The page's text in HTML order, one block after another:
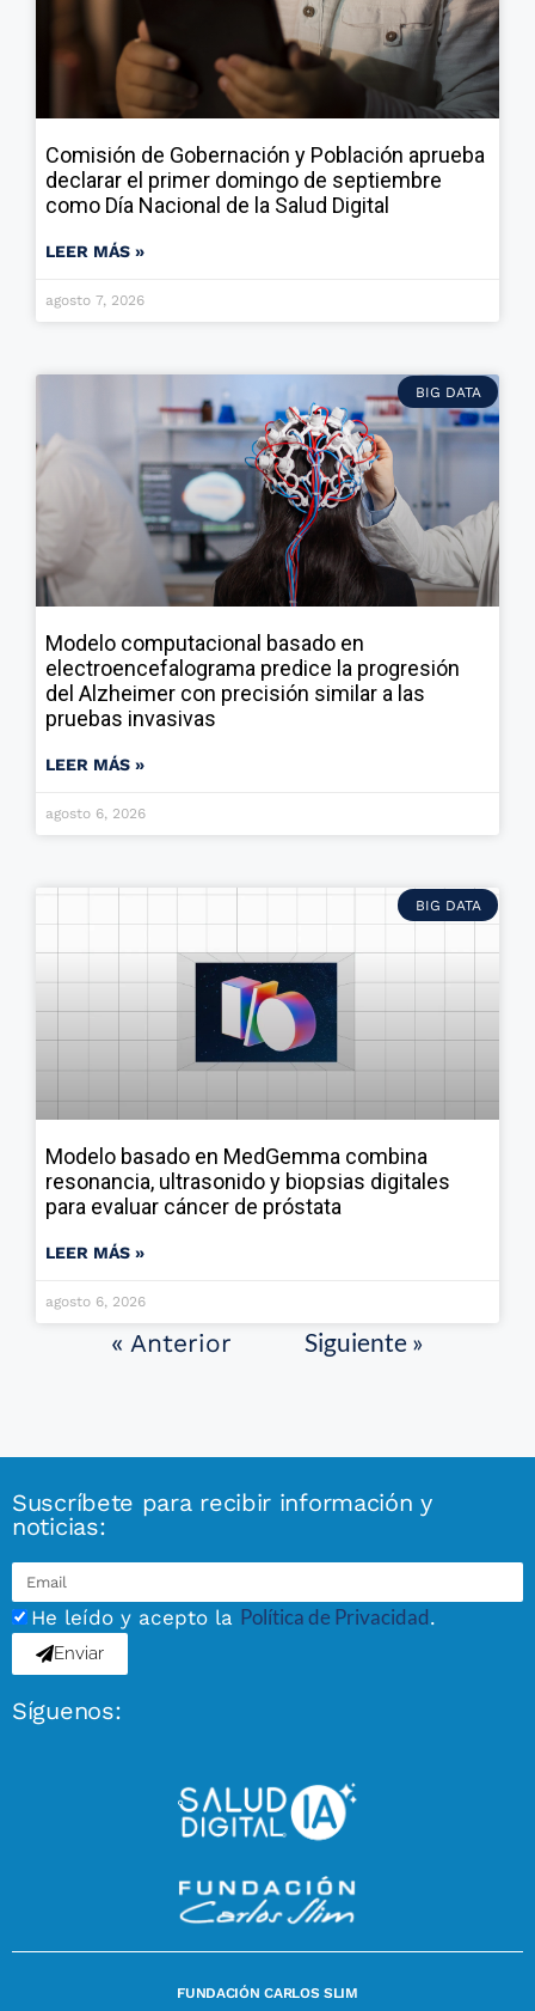
Comisión de Gobernación y Población aprueba
declarar el primer domingo de septiembre
como Día Nacional de la Salud Digital
LEER MÁS »
agosto 7, 2026
BIG DATA
Modelo computacional basado en
electroencefalograma predice la progresión
del Alzheimer con precisión similar a las
pruebas invasivas
LEER MÁS »
agosto 6, 2026
BIG DATA
Modelo basado en MedGemma combina
resonancia, ultrasonido y biopsias digitales
para evaluar cáncer de próstata
LEER MÁS »
agosto 6, 2026
« Anterior Siguiente »
Suscríbete para recibir información y
noticias:
He leído y acepto la Política de Privacidad.
Enviar
Síguenos:
FUNDACIÓN CARLOS SLIM